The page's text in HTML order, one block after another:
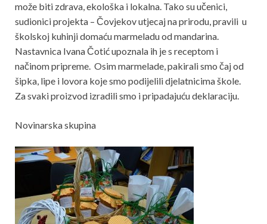
može biti zdrava, ekološka i lokalna. Tako su učenici,
sudionici projekta – Čovjekov utjecaj na prirodu, pravili u
školskoj kuhinji domaću marmeladu od mandarina.
Nastavnica Ivana Čotić upoznala ih je s receptom i
načinom pripreme. Osim marmelade, pakirali smo čaj od
šipka, lipe i lovora koje smo podijelili djelatnicima škole.
Za svaki proizvod izradili smo i pripadajuću deklaraciju.
Novinarska skupina